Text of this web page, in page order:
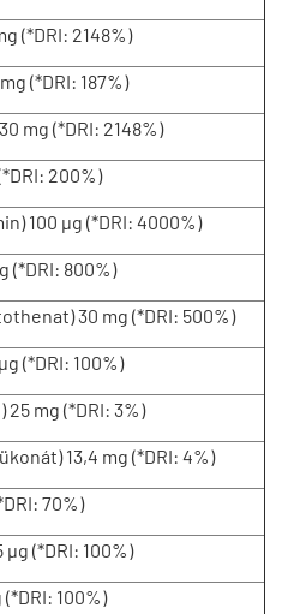
(*DRI: 2148%)
(*DRI: 187%)
mg (*DRI: 2148%)
200%)
100 µg (*DRI: 4000%)
(*DRI: 800%)
30 mg (*DRI: 500%)
(*DRI: 100%)
mg (*DRI: 3%)
13,4 mg (*DRI: 4%)
70%)
(*DRI: 100%)
100%)